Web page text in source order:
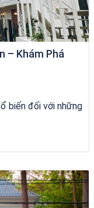
– Khám Phá
biến đối với những